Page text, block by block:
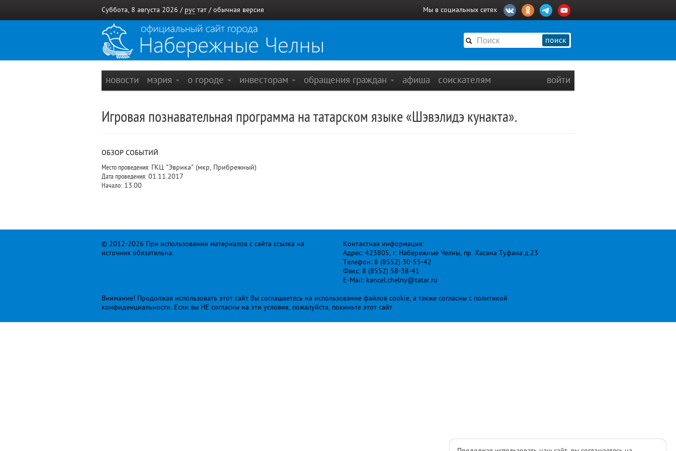
Суббота, 8 августа 2026 / рус тат / обычная версия Мы в социальных сетях
поиск
новости мэрия о городе инвесторам обращения граждан афиша соискателям войти
Игровая познавательная программа на татарском языке «Шэвэлидэ кунакта».
ОБЗОР СОБЫТИЙ
Место проведения: ГКЦ "Эврика" (мкр, Прибрежный)
Дата проведения: 01.11.2017
Начало: 13.00
© 2012-2026 При использовании материалов с сайта ссылка на
источник обязательна.
Контактная информация:
Адрес: 423805, г. Набережные Челны, пр. Хасана Туфана д.23
Телефон: 8 (8552) 30-55-42
Факс: 8 (8552) 58-38-41
E-Mail: kancel.chelny@tatar.ru
Внимание! Продолжая использовать этот сайт Вы соглашаетесь на использование файлов cookie, а также согласны с политикой
конфиденциальности. Если вы НЕ согласны на эти условия, пожалуйста, покиньте этот сайт